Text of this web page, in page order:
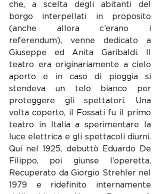
che, a scelta degli abitanti del
borgo interpellati in proposito
(anche allora c’erano i
referendum), venne dedicato a
Giuseppe ed Anita Garibaldi. Il
teatro era originariamente a cielo
aperto e in caso di pioggia si
stendeva un telo bianco per
proteggere gli spettatori. Una
volta coperto, il Fossati fu il primo
teatro in Italia a sperimentare la
luce elettrica e gli spettacoli diurni.
Qui nel 1925, debuttò Eduardo De
Filippo, poi giunse l’operetta.
Recuperato da Giorgio Strehler nel
1979 e ridefinito internamente